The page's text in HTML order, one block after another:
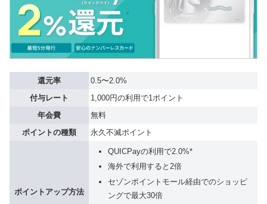
還元率
0.5〜2.0%
付与レート
1,000円の利用で1ポイント
年会費
無料
ポイントの種類
永久不滅ポイント
ポイントアップ方法
QUICPayの利用で2.0%*
海外で利用すると2倍
セゾンポイントモール経由でのショッピ
ングで最大30倍